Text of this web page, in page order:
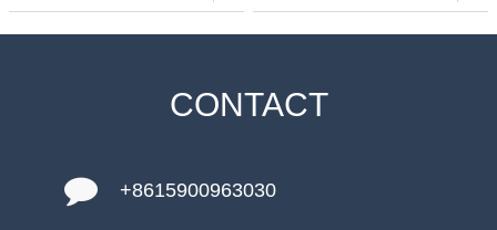
CONTACT
+8615900963030